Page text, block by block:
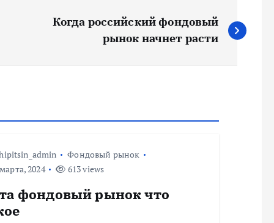
Когда российский фондовый
рынок начнет расти
Фондовый рынок
2024
613 views
фондовый рынок что